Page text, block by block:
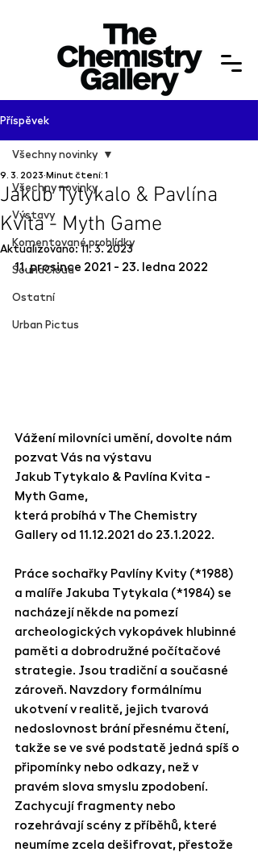
Příspěvek
Všechny novinky
Výstavy
Komentované prohlídky
SoundCloud
Ostatní
Urban Pictus
Všechny novinky
Jakub Tytykalo & Pavlína
Kvita - Myth Game
9. 3. 2023 Minut čtení: 1
Aktualizováno:11. 3. 2023
11. prosince 2021 - 23. ledna 2022
Vážení milovníci umění, dovolte nám
pozvat Vás na výstavu
Jakub Tytykalo & Pavlína Kvita -
Myth Game,
která probíhá v The Chemistry
Gallery od 11.12.2021 do 23.1.2022.
Práce sochařky Pavlíny Kvity (*1988)
a malíře Jakuba Tytykala (*1984) se
nacházejí někde na pomezí
archeologických vykopávek hlubinné
paměti a dobrodružné počítačové
strategie. Jsou tradiční a současné
zároveň. Navzdory formálnímu
ukotvení v realitě, jejich tvarová
nedoslovnost brání přesnému čtení,
takže se ve své podstatě jedná spíš o
připomínky nebo odkazy, než v
pravém slova smyslu zpodobení.
Zachycují fragmenty nebo
rozehrávají scény z příběhů, které
neumíme zcela dešifrovat, přestože